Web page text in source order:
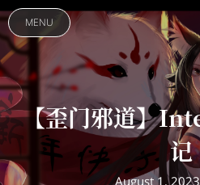
MENU
【歪门邪道】
记
August 1,